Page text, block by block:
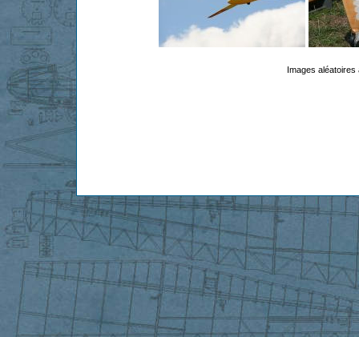
Images aléatoires